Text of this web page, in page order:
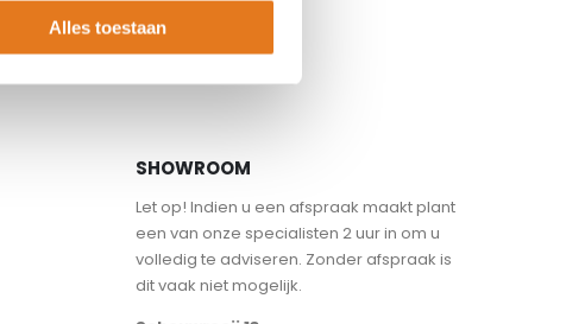
Alles toestaan
SHOWROOM
Let op! Indien u een afspraak maakt plant
een van onze specialisten 2 uur in om u
volledig te adviseren. Zonder afspraak is
dit vaak niet mogelijk.